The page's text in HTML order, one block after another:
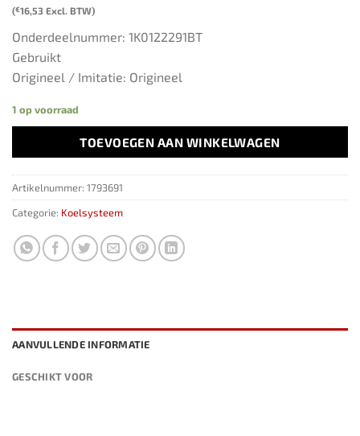
(€16,53 Excl. BTW)
Onderdeelnummer: 1K0122291BT
Gebruikt
Origineel / Imitatie: Origineel
1 op voorraad
TOEVOEGEN AAN WINKELWAGEN
Artikelnummer: 1793691
Categorie: Koelsysteem
AANVULLENDE INFORMATIE
GESCHIKT VOOR